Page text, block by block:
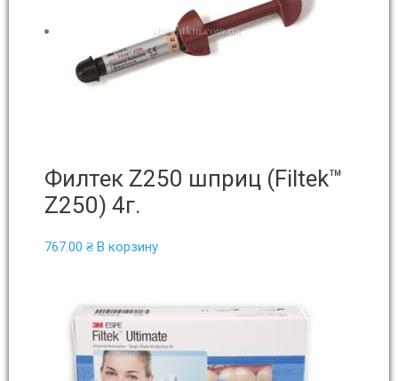
Филтек Z250 шприц (Filtek™
Z250) 4г.
767.00 ₴ В корзину